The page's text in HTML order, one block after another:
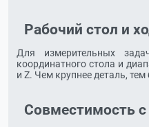
Рабочий стол и
Для измерительных
координатного стола и
и Z. Чем крупнее деталь,
Совместимость